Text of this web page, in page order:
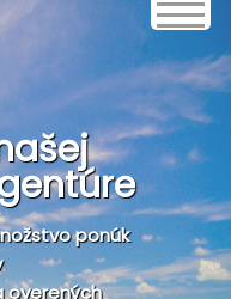
ponúk
overených